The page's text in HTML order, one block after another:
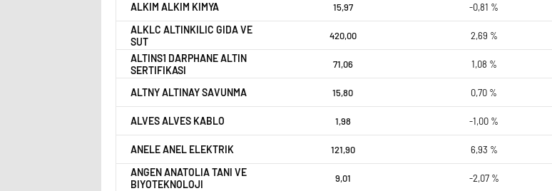
ALKIM ALKIM KIMYA 15,97 -0,81 %
ALKLC ALTINKILIC GIDA VE
SUT
420,00 2,69 %
ALTINS1 DARPHANE ALTIN
SERTIFIKASI
71,06 1,08 %
ALTNY ALTINAY SAVUNMA 15,80 0,70 %
ALVES ALVES KABLO 1,98 -1,00 %
ANELE ANEL ELEKTRIK 121,90 6,93 %
ANGEN ANATOLIA TANI VE
BIYOTEKNOLOJI
9,01 -2,07 %